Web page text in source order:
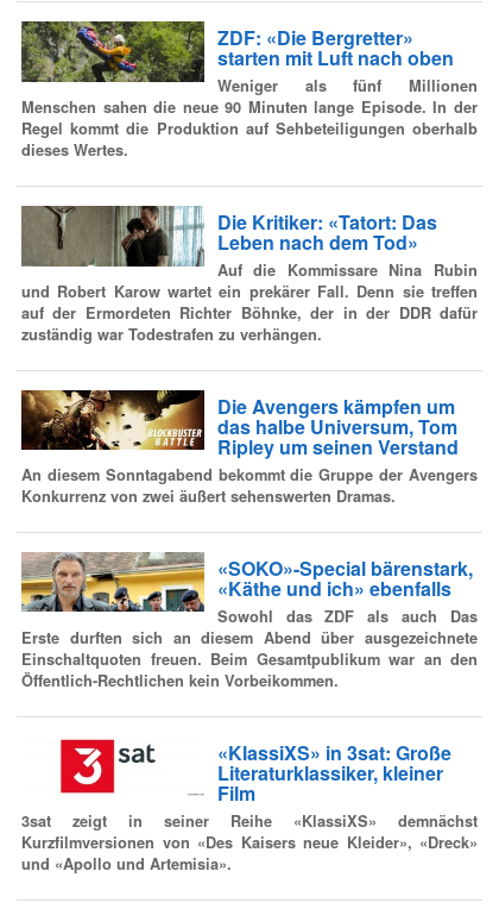
ZDF: «Die Bergretter»
starten mit Luft nach oben
Weniger als fünf Millionen
Menschen sahen die neue 90 Minuten lange Episode. In der
Regel kommt die Produktion auf Sehbeteiligungen oberhalb
dieses Wertes.
Die Kritiker: «Tatort: Das
Leben nach dem Tod»
Auf die Kommissare Nina Rubin
und Robert Karow wartet ein prekärer Fall. Denn sie treffen
auf der Ermordeten Richter Böhnke, der in der DDR dafür
zuständig war Todestrafen zu verhängen.
Die Avengers kämpfen um
das halbe Universum, Tom
Ripley um seinen Verstand
An diesem Sonntagabend bekommt die Gruppe der Avengers
Konkurrenz von zwei äußert sehenswerten Dramas.
«SOKO»-Special bärenstark,
«Käthe und ich» ebenfalls
Sowohl das ZDF als auch Das
Erste durften sich an diesem Abend über ausgezeichnete
Einschaltquoten freuen. Beim Gesamtpublikum war an den
Öffentlich-Rechtlichen kein Vorbeikommen.
«KlassiXS» in 3sat: Große
Literaturklassiker, kleiner
Film
3sat zeigt in seiner Reihe «KlassiXS» demnächst
Kurzfilmversionen von «Des Kaisers neue Kleider», «Dreck»
und «Apollo und Artemisia».